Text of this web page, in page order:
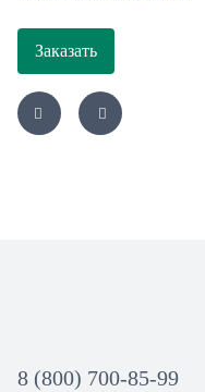
Заказать
8 (800) 700-85-99